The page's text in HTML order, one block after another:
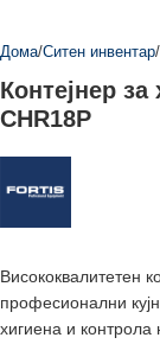
Дома Ситен инвентар
Контејнер
CHR18P
Висококвалитетен
професионални
хигиена и